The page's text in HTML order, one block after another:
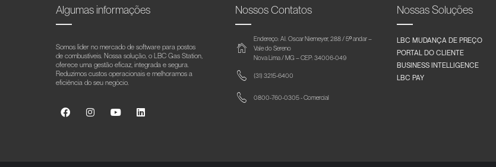
Algumas informações
Somos líder no mercado de software para postos
de combustíveis. Nossa solução, o LBC Gas Station,
oferece uma gestão eficaz, integrada e segura.
Reduzimos custos operacionais e melhoramos a
eficiência do seu negócio.
Nossos Contatos
Endereço: Al. Oscar Niemeyer, 288 / 5º andar –
Vale do Sereno
Nova Lima / MG – CEP: 34006-049
(31) 3215-6400
0800-760-0305 - Comercial
Nossas Soluções
LBC MUDANÇA DE PREÇO
PORTAL DO CLIENTE
BUSINESS INTELLIGENCE
LBC PAY